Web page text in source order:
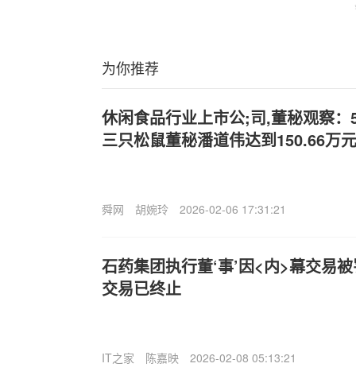
为你推荐
休闲食品行业上市公;司,董秘观察
三只松鼠董秘潘道伟达到150.66万元
舜网 胡婉玲 2026-02-06 17:31:21
石药集团执行董‘事’因<内>幕交易
交易已终止
IT之家 陈嘉映 2026-02-08 05:13:21